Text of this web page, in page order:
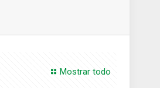
Mostrar todo